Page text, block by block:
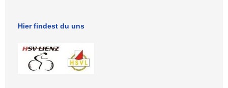
Hier findest du uns